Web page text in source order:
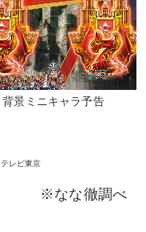
背景ミニキャラ予告
レビ東京
※なな徹調べ